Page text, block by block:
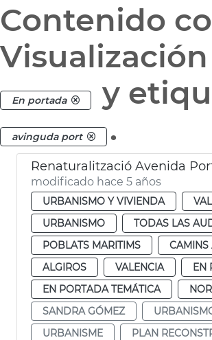
Contenido
Visualización
En portada y
avinguda port .
Renaturalització Avenida
modificado hace 5 años
URBANISMO Y VIVIENDA
URBANISMO
TODAS LAS
POBLATS MARITIMS
CAMINS
ALGIROS
VALENCIA
EN
EN PORTADA TEMÁTICA
SANDRA GÓMEZ
URBANISME
PLAN